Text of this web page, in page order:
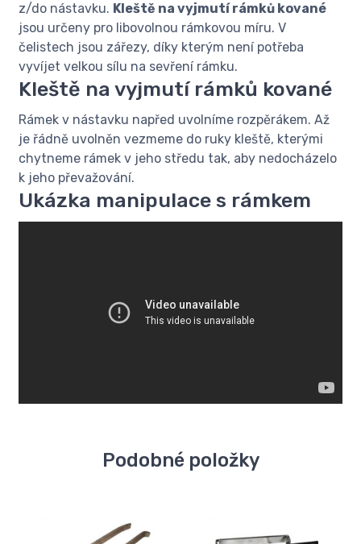
z/do nástavku. Kleště na vyjmutí rámků kované
jsou určeny pro libovolnou rámkovou míru. V
čelistech jsou zářezy, díky kterým není potřeba
vyvíjet velkou sílu na sevření rámku.
Kleště na vyjmutí rámků kované
Rámek v nástavku napřed uvolníme rozpěrákem. Až
je řádně uvolněn vezmeme do ruky kleště, kterými
chytneme rámek v jeho středu tak, aby nedocházelo
k jeho převažování.
Ukázka manipulace s rámkem
Podobné položky